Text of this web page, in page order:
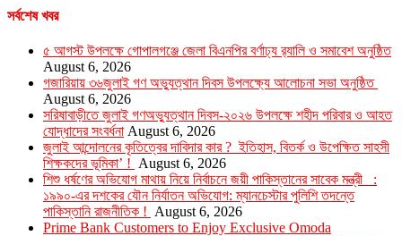
সর্বশেষ খবর
৫ আগস্ট উপলক্ষে গোপালগঞ্জে জেলা বিএনপির বর্ণাঢ্য র‍্যালি ও সমাবেশ অনুষ্ঠিত
August 6, 2026
গজারিয়ায় ৩৬জুলাই গণ অভ্যুত্থান দিবস উপলক্ষ্যে আলোচনা সভা অনুষ্ঠিত
August 6, 2026
সরিষাবাড়ীতে জুলাই গণঅভ্যুত্থান দিবস-২০২৬ উপলক্ষে শহীদ পরিবার ও আহত
যোদ্ধাদের সংবর্ধনা August 6, 2026
জুলাই আন্দোলনের কৃতিত্বের দাবিদার কার ? ইতিহাস, বিতর্ক ও উপেক্ষিত সাহসী
শিক্ষকদের ভূমিকা’ ! August 6, 2026
শিশু ধর্ষণের অভিযোগ মাথায় নিয়ে নির্বাচনে জয়ী পাকিস্তানের সাবেক মন্ত্রী :
১৯৯০-এর দশকের যৌন নির্যাতন অভিযোগ: ম্যানচেস্টার পুলিশি তদন্তে
পাকিস্তানি রাজনীতিক ! August 6, 2026
Prime Bank Customers to Enjoy Exclusive Omoda